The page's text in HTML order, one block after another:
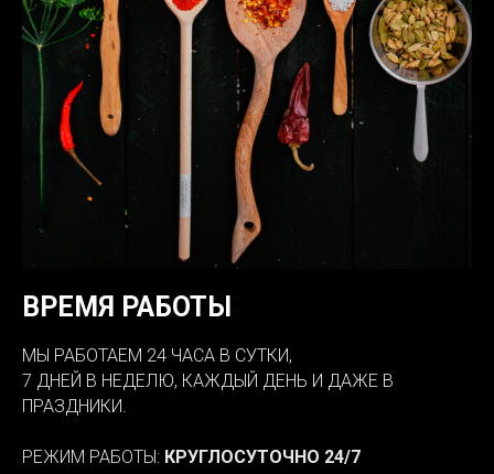
ВРЕМЯ РАБОТЫ
МЫ РАБОТАЕМ 24 ЧАСА В СУТКИ,
7 ДНЕЙ В НЕДЕЛЮ, КАЖДЫЙ ДЕНЬ И ДАЖЕ В
ПРАЗДНИКИ.
РЕЖИМ РАБОТЫ: КРУГЛОСУТОЧНО 24/7